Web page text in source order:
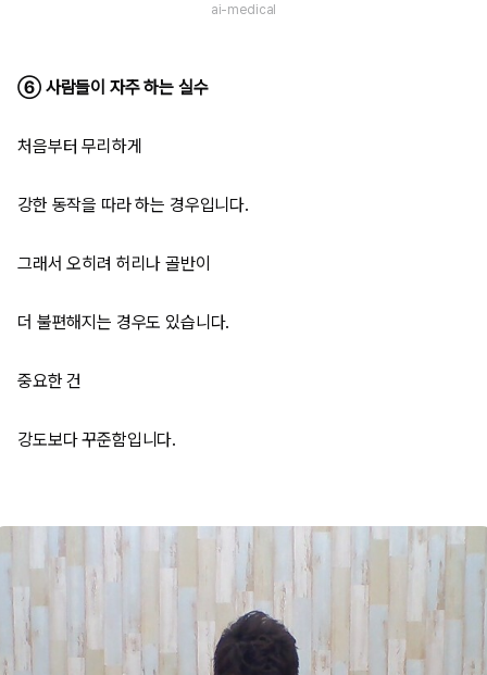
ai-medical
⑥ 사람들이 자주 하는 실수
처음부터 무리하게
강한 동작을 따라 하는 경우입니다.
그래서 오히려 허리나 골반이
더 불편해지는 경우도 있습니다.
중요한 건
강도보다 꾸준함입니다.